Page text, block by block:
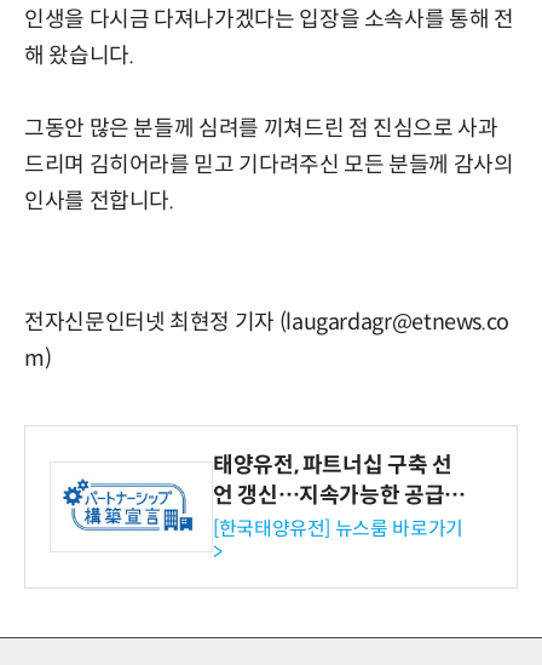
인생을 다시금 다져나가겠다는 입장을 소속사를 통해 전
해 왔습니다.
그동안 많은 분들께 심려를 끼쳐드린 점 진심으로 사과
드리며 김히어라를 믿고 기다려주신 모든 분들께 감사의
인사를 전합니다.
전자신문인터넷 최현정 기자 (laugardagr@etnews.co
m)
태양유전, 파트너십 구축 선
언 갱신…지속가능한 공급망
협력 강화
[한국태양유전] 뉴스룸 바로가기
>